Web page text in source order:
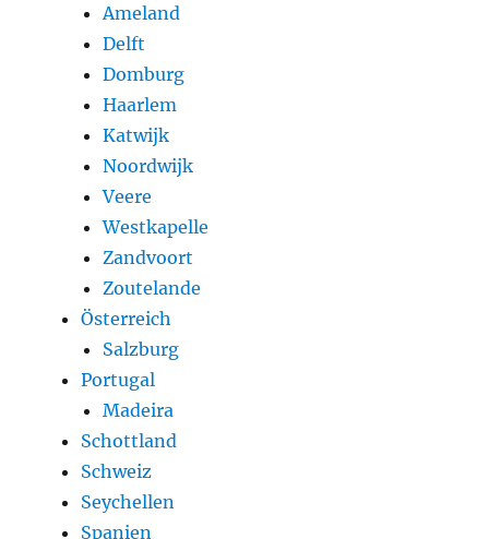
Ameland
Delft
Domburg
Haarlem
Katwijk
Noordwijk
Veere
Westkapelle
Zandvoort
Zoutelande
Österreich
Salzburg
Portugal
Madeira
Schottland
Schweiz
Seychellen
Spanien